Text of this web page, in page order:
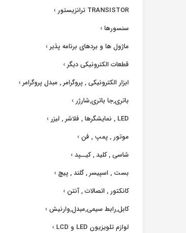
TRANSISTOR ترانزیستور
›
سنسورها›
ماژول ها و بردهای برنامه پذیر›
قطعات الکترونیکی دیگر›
ابزار الکترونیکی , پروگرامر , مبدل پروگرامر›
باتری,جا باتری,شارژر ›
LED , نمایشگرها , فلاشر , لیزر
›
موتور , پمپ , فن›
شاسی , کلید , کیــپد›
بست , اسپیسر , گلند , پیچ›
کانکتور , اتصالات , آنتن›
کابل,رابط سیمی,مبدل,وارنیش›
لوازم تلویزیون LED و LCD
›